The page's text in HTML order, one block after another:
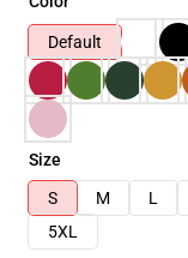
Default
Size
S
M L
5XL